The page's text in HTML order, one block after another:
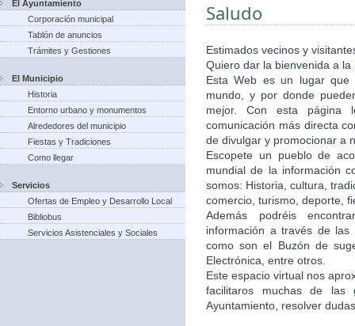
El Ayuntamiento
Corporación municipal
Tablón de anuncios
Trámites y Gestiones
El Municipio
Historia
Entorno urbano y monumentos
Alrededores del municipio
Fiestas y Tradiciones
Como llegar
Servicios
Ofertas de Empleo y Desarrollo Local
Bibliobus
Servicios Asistenciales y Sociales
Saludo
Estimados vecinos y
Quiero dar la bienvenida a
Esta Web es un lugar
mundo, y por donde
mejor. Con esta página
comunicación más directa
de divulgar y promocionar a
Escopete un pueblo de
mundial de la información
somos: Historia, cultura,
comercio, turismo, deporte,
Además podréis
información a través de
como son el Buzón de
Electrónica, entre otros.
Este espacio virtual nos
facilitaros muchas de
Ayuntamiento, resolver